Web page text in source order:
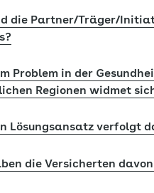
die Partner/Träger/
Problem in der
Regionen widmet
Lösungsansatz verfolgt
die Versicherten